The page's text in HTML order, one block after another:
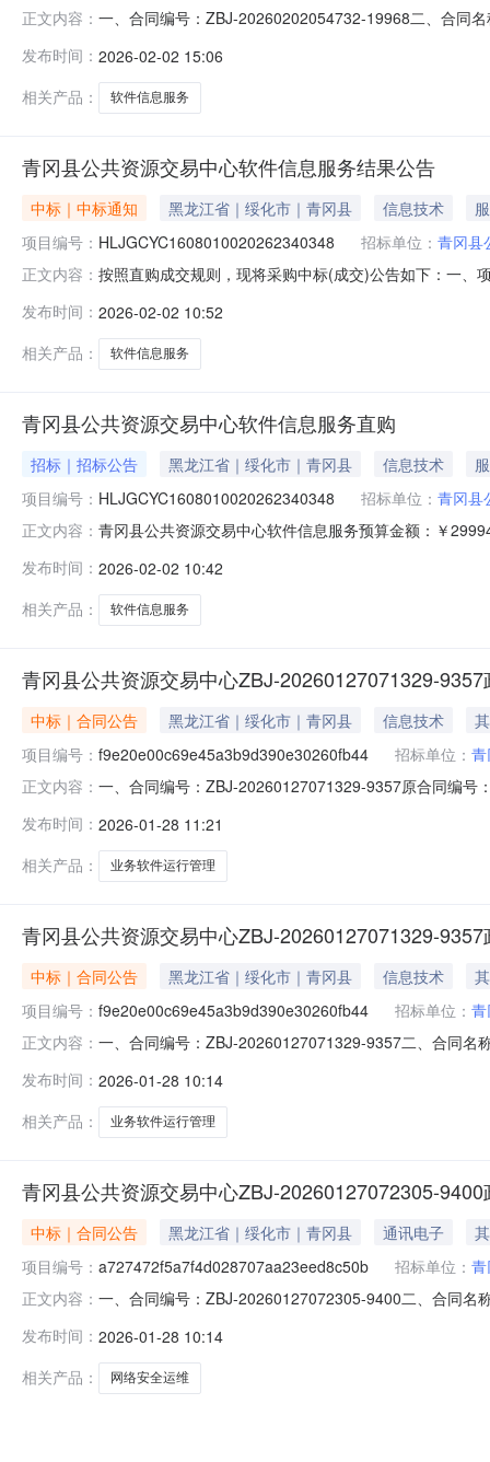
正文内容： 一、合同编号：ZBJ-20260202054732-19968二、合同
欣宝路2号联系方式：13811273647六、合同主要信息
发布时间： 2026-02-02 15:06
相关产品：
软件信息服务
青冈县公共资源交易中心软件信息服务结果公告
中标｜中标通知 黑龙江省｜绥化市｜青冈县 信息技术
项目编号： HLJGCYC1608010020262340348 招标单位： 青冈县
正文内容： 按照直购成交规则，现将采购中标(成交)公告如下：一
要标的信息标的类型：服务类名称：软件信息服务项目
发布时间： 2026-02-02 10:52
相关产品：
软件信息服务
青冈县公共资源交易中心软件信息服务直购
招标｜招标公告 黑龙江省｜绥化市｜青冈县 信息技术
项目编号： HLJGCYC1608010020262340348 招标单位： 青冈县
正文内容： 青冈县公共资源交易中心软件信息服务预算金额：￥
足的需求：无。三、特定的资格要求：无。四、本项目
采购编号：HLJGCY
发布时间： 2026-02-02 10:42
相关产品：
软件信息服务
青冈县公共资源交易中心ZBJ-20260127071329-
中标｜合同公告 黑龙江省｜绥化市｜青冈县 信息技术
项目编号： f9e20e00c69e45a3b9d390e30260fb44 招标单位：
正文内容： 一、合同编号：ZBJ-20260127071329-9357原合同编
联系方式：18746588987供应商(乙方)：青冈晟联科技有
发布时间： 2026-01-28 11:21
相关产品：
业务软件运行管理
青冈县公共资源交易中心ZBJ-20260127071329-
中标｜合同公告 黑龙江省｜绥化市｜青冈县 信息技术
项目编号： f9e20e00c69e45a3b9d390e30260fb44 招标单位：
正文内容： 一、合同编号：ZBJ-20260127071329-9357二、合同
方式：13846719252六、合同主要信息主要标的：序号
发布时间： 2026-01-28 10:14
相关产品：
业务软件运行管理
青冈县公共资源交易中心ZBJ-20260127072305-
中标｜合同公告 黑龙江省｜绥化市｜青冈县 通讯电子
项目编号： a727472f5a7f4d028707aa23eed8c50b 招标单位：
正文内容： 一、合同编号：ZBJ-20260127072305-9400二、合同
系方式：13846719252六、合同主要信息主要标的：序
发布时间： 2026-01-28 10:14
相关产品：
网络安全运维